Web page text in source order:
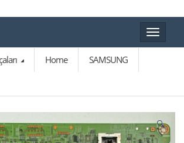
Toggle
Home SAMSUNG
🔍